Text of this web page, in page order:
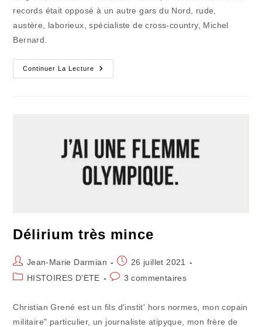
records était opposé à un autre gars du Nord, rude,
austère, laborieux, spécialiste de cross-country, Michel
Bernard.
Continuer La Lecture
Souvenirs
De
Des
Coeurs
Délirium très mince
Auteur/autrice
de
Jean-Marie Darmian
Publication
publiée :
26 juillet 2021
PostHISTOIRES D'ETE
Commentaires
3 commentaires
Christian Grené est un fils d'instit' hors normes, mon copain
militaire" particulier, un journaliste atipyque, mon frère de